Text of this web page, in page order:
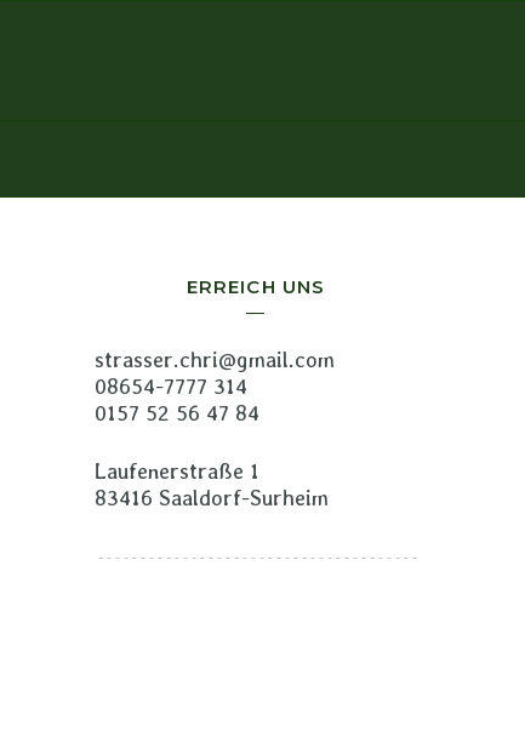
ERREICH UNS
strasser.chri@gmail.com
08654-7777 314
0157 52 56 47 84
Laufenerstraße 1
83416 Saaldorf-Surheim